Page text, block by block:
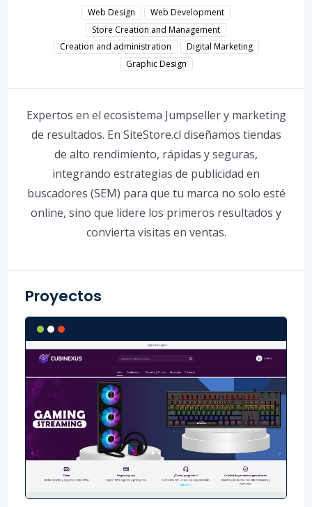
Web Design
Web Development
Store Creation and Management
Creation and administration
Digital Marketing
Graphic Design
Expertos en el ecosistema Jumpseller y marketing
de resultados. En SiteStore.cl diseñamos tiendas
de alto rendimiento, rápidas y seguras,
integrando estrategias de publicidad en
buscadores (SEM) para que tu marca no solo esté
online, sino que lidere los primeros resultados y
convierta visitas en ventas.
Proyectos